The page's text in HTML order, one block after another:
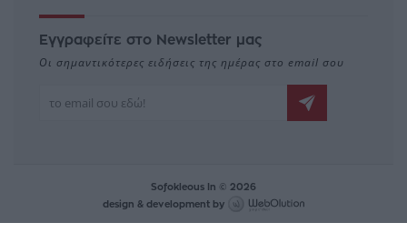
Εγγραφείτε στο Newsletter μας
Οι σημαντικότερες ειδήσεις της ημέρας στο email σου
Sofokleous In © 2026
design & development by